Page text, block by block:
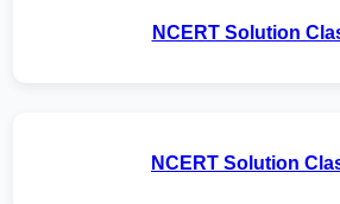
NCERT Solution
NCERT Solution